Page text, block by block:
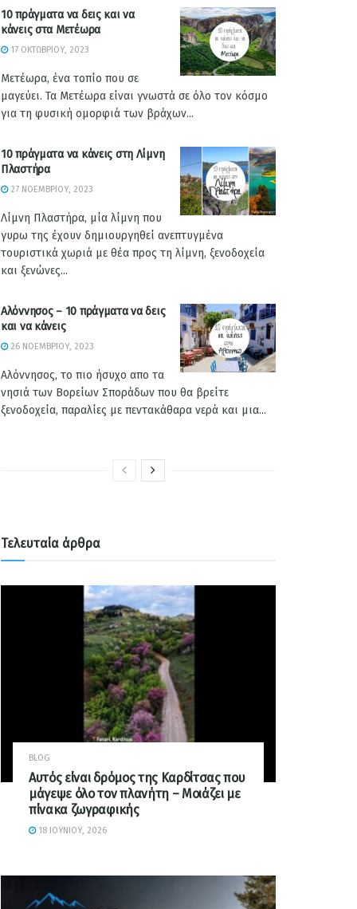
10 πράγματα να δεις και να
κάνεις στα Μετέωρα
17 ΟΚΤΩΒΡΊΟΥ, 2023
Μετέωρα, ένα τοπίο που σε
μαγεύει. Τα Μετέωρα είναι γνωστά σε όλο τον κόσμο
για τη φυσική ομορφιά των βράχων...
10 πράγματα να κάνεις στη Λίμνη
Πλαστήρα
27 ΝΟΕΜΒΡΊΟΥ, 2023
Λίμνη Πλαστήρα, μία λίμνη που
γυρω της έχουν δημιουργηθεί ανεπτυγμένα
τουριστικά χωριά με θέα προς τη λίμνη, ξενοδοχεία
και ξενώνες...
Αλόννησος – 10 πράγματα να δεις
και να κάνεις
26 ΝΟΕΜΒΡΊΟΥ, 2023
Αλόννησος, το πιο ήσυχο απο τα
νησιά των Βορείων Σποράδων που θα βρείτε
ξενοδοχεία, παραλίες με πεντακάθαρα νερά και μια...
Τελευταία άρθρα
BLOG
Αυτός είναι δρόμος της Καρδίτσας που
μάγεψε όλο τον πλανήτη – Μοιάζει με
πίνακα ζωγραφικής
18 ΙΟΥΝΊΟΥ, 2026